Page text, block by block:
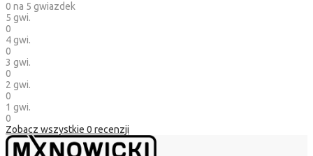
0 na 5 gwiazdek
5 gwi.
0
4 gwi.
0
3 gwi.
0
2 gwi.
0
1 gwi.
0
Zobacz wszystkie 0 recenzji